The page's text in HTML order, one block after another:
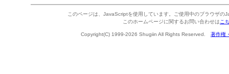
このページは、JavaScriptを使用しています。ご使用中のブラウザの
このホームページに関するお問い合わせは こ
Copyright(C) 1999-2026 Shugiin All Rights Reserved. 著作権